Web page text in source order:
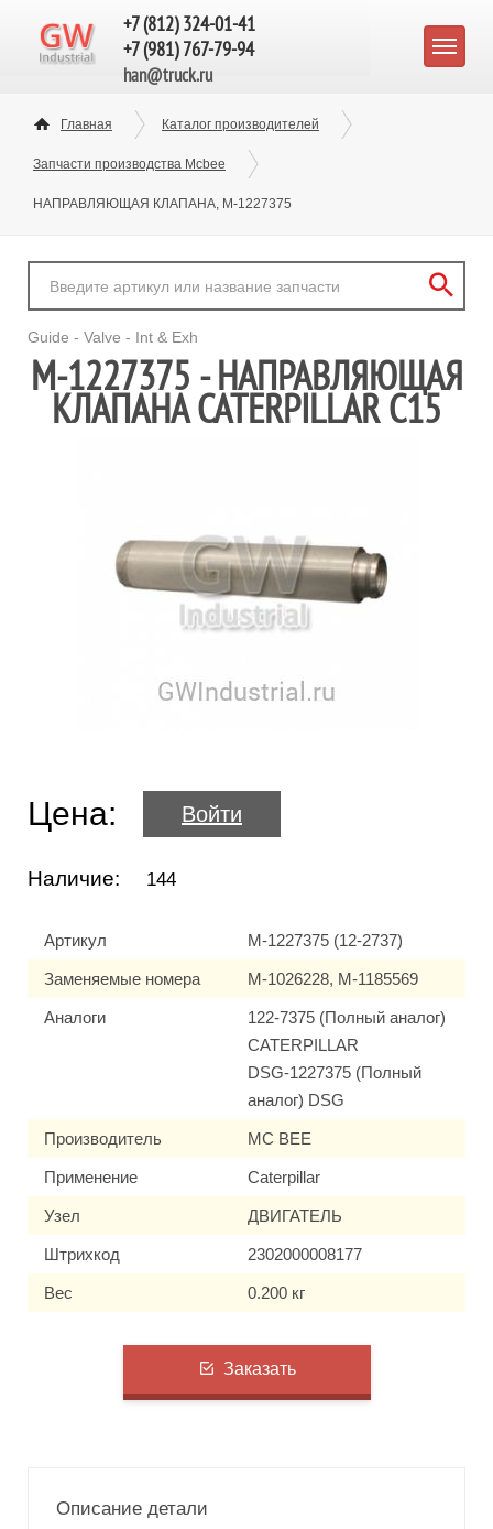
+7 (812) 324-01-41
+7 (981) 767-79-94
han@truck.ru
Главная Каталог производителей
Запчасти производства Mcbee
НАПРАВЛЯЮЩАЯ КЛАПАНА, M-1227375
Guide - Valve - Int & Exh
M-1227375 - НАПРАВЛЯЮЩАЯ
КЛАПАНА CATERPILLAR C15
Цена: Войти
Наличие: 144
Артикул M-1227375 (12-2737)
Заменяемые номера M-1026228, M-1185569
Аналоги
122-7375 (Полный аналог)
CATERPILLAR
DSG-1227375 (Полный
аналог) DSG
Производитель MC BEE
Применение Caterpillar
Узел ДВИГАТЕЛЬ
Штрихкод 2302000008177
Вес 0.200 кг
Заказать
Описание детали